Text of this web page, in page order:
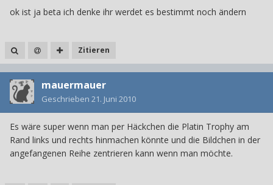
ok ist ja beta ich denke ihr werdet es bestimmt noch ändern
Zitieren
mauermauer
Geschrieben 21. Juni 2010
Es wäre super wenn man per Häckchen die Platin Trophy am
Rand links und rechts hinmachen könnte und die Bildchen in der
angefangenen Reihe zentrieren kann wenn man möchte.